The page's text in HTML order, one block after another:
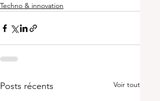
Techno & innovation
Posts récents Voir tout